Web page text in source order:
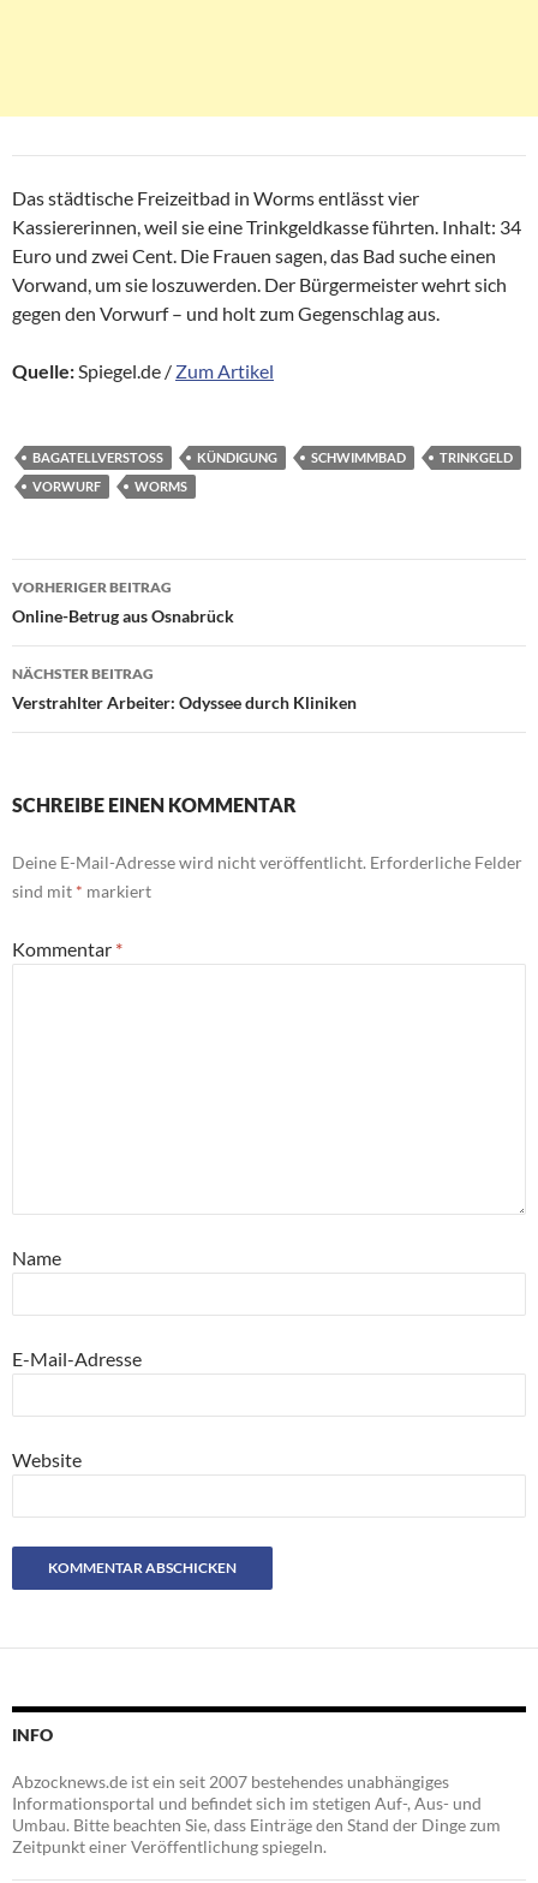
Das städtische Freizeitbad in Worms entlässt vier
Kassiererinnen, weil sie eine Trinkgeldkasse führten. Inhalt: 34
Euro und zwei Cent. Die Frauen sagen, das Bad suche einen
Vorwand, um sie loszuwerden. Der Bürgermeister wehrt sich
gegen den Vorwurf – und holt zum Gegenschlag aus.
Quelle:Spiegel.de / Zum Artikel
BAGATELLVERSTOSS KÜNDIGUNG SCHWIMMBAD
TRINKGELD
VORWURF
WORMS
Beitragsnavigation
VORHERIGER BEITRAG
Online-Betrug aus Osnabrück
NÄCHSTER BEITRAG
Verstrahlter Arbeiter: Odyssee durch Kliniken
SCHREIBE EINEN KOMMENTAR
Deine E-Mail-Adresse wird nicht veröffentlicht. Erforderliche Felder
sind mit * markiert
Kommentar *
Name
E-Mail-Adresse
Website
INFO
Abzocknews.de ist ein seit 2007 bestehendes unabhängiges
Informationsportal und befindet sich im stetigen Auf-, Aus- und
Umbau. Bitte beachten Sie, dass Einträge den Stand der Dinge zum
Zeitpunkt einer Veröffentlichung spiegeln.